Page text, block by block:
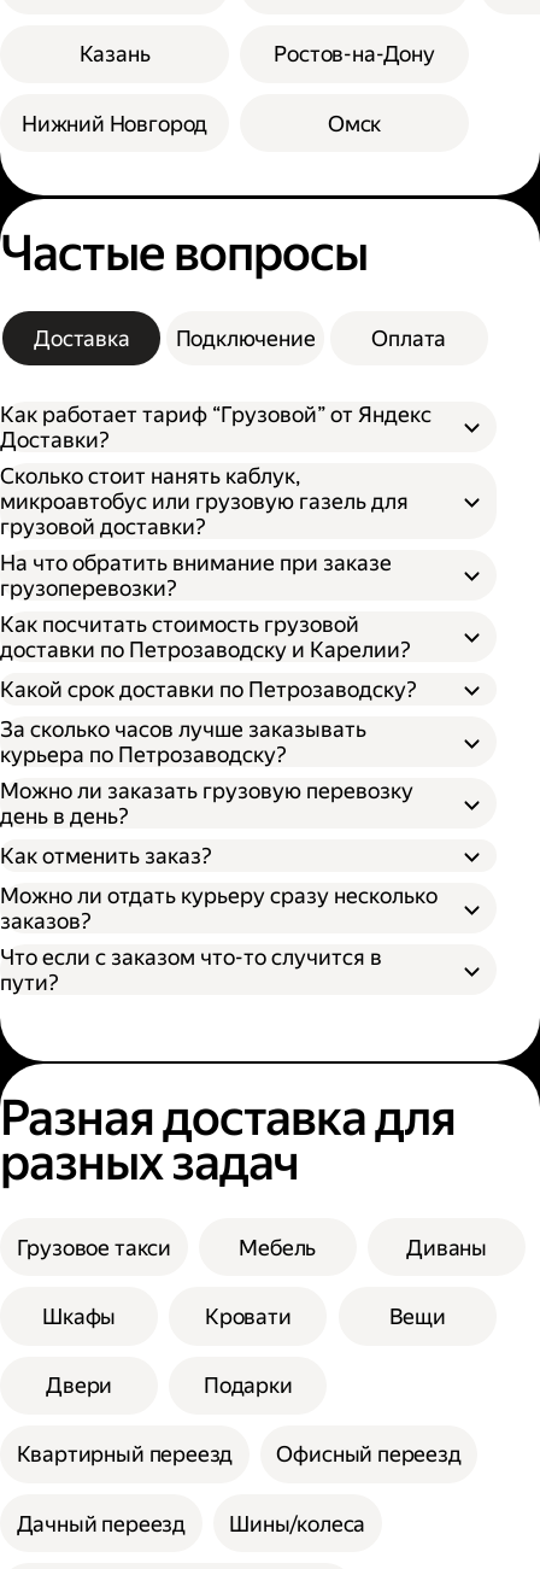
Казань
Нижний Новгород
Ростов-на-Дону
Омск
Частые вопросы
Доставка Подключение Оплата
Как работает тариф “Грузовой” от Яндекс
Доставки?
Сколько стоит нанять каблук,
микроавтобус или грузовую газель для
грузовой доставки?
Откройте приложение, личный кабинет
или форму заказа на нашем сайте;
Выберите подходящий размер кузова:
S (170х100х90 см) вмещает грузы до 300 кг
— каблук;
M (260х130х150 см) вмещает грузы до 700
кг — микроавтобус;
кг — газель;
XL (400х190х200 см) вмещает грузы до
2000 кг — газель.
На что обратить внимание при заказе
грузоперевозки?
Как посчитать стоимость грузовой
доставки по Петрозаводску и Карелии?
Какой срок доставки по Петрозаводску?
Время поиска грузового автомобиля;
Время забора груза;
Расстояние от адреса отправителя до
адреса получателя;
Вы можете узнать местоположение
курьера в личном кабинете или
За сколько часов лучше заказывать
курьера по Петрозаводску?
Можно ли заказать грузовую перевозку
день в день?
Как отменить заказ?
Можно ли отдать курьеру сразу несколько
заказов?
Что если с заказом что-то случится в
пути?
Разная доставка для
разных задач
Грузовое такси Мебель Диваны
Шкафы Кровати Вещи
Двери Подарки
Квартирный переезд Офисный переезд
Дачный переезд Шины/колеса